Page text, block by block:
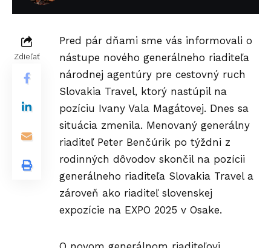
Zdieľať
Pred pár dňami sme vás informovali o
nástupe nového generálneho riaditeľa
národnej agentúry pre cestovný ruch
Slovakia Travel, ktorý nastúpil na
pozíciu Ivany Vala Magátovej. Dnes sa
situácia zmenila. Menovaný generálny
riaditeľ Peter Benčúrik po týždni z
rodinných dôvodov skončil na pozícii
generálneho riaditeľa Slovakia Travel a
zároveň ako riaditeľ slovenskej
expozície na EXPO 2025 v Osake.